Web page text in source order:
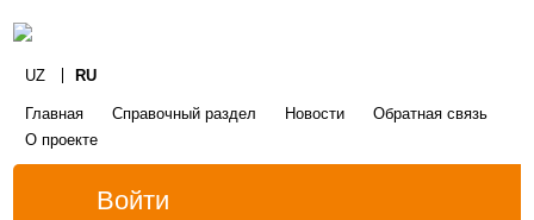
UZ RU
Главная Справочный раздел Новости
Обратная связь
О проекте
Войти